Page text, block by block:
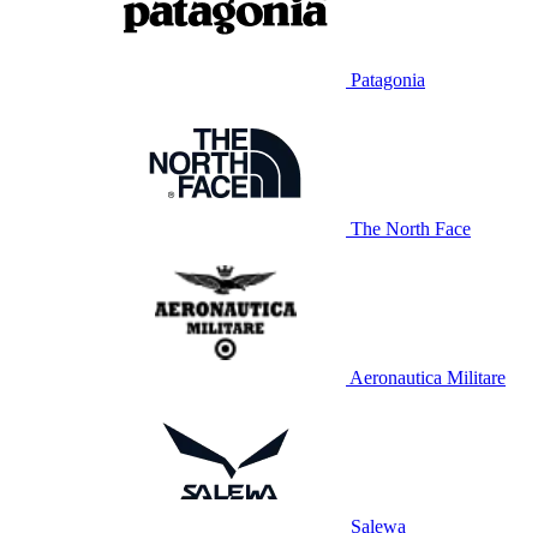
Patagonia
The North Face
Aeronautica Militare
Salewa